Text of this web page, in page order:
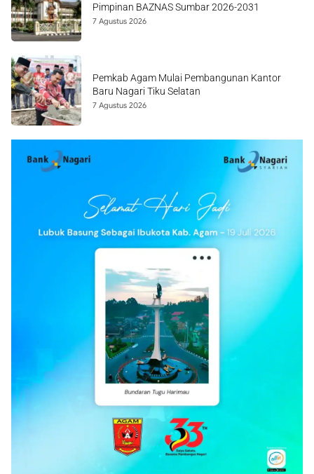
Pimpinan BAZNAS Sumbar 2026-2031
7 Agustus 2026
Pemkab Agam Mulai Pembangunan Kantor
Baru Nagari Tiku Selatan
7 Agustus 2026